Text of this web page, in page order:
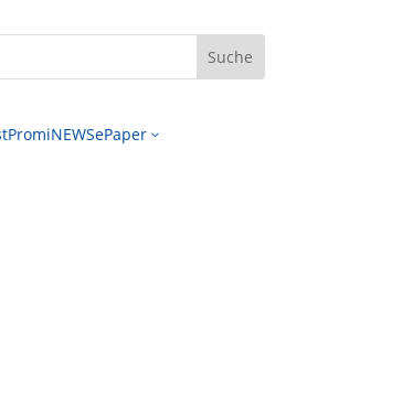
PromiNEWSePaper 3